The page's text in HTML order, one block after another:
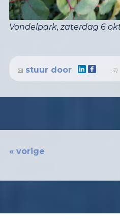
Vondelpark, zaterdag 6
stuur door
« vorige